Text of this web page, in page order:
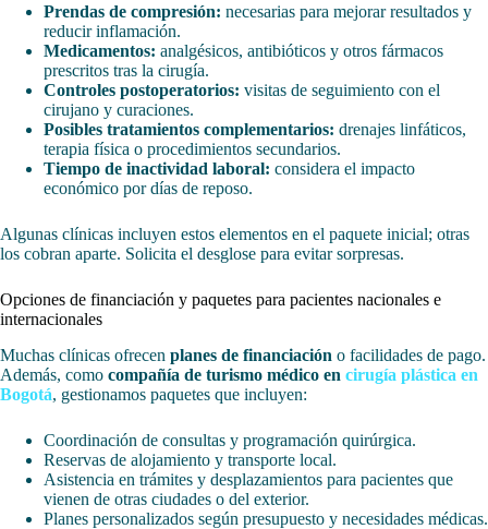
Prendas de compresión: necesarias para mejorar resultados y
reducir inflamación.
Medicamentos: analgésicos, antibióticos y otros fármacos
prescritos tras la cirugía.
Controles postoperatorios: visitas de seguimiento con el
cirujano y curaciones.
Posibles tratamientos complementarios: drenajes linfáticos,
terapia física o procedimientos secundarios.
Tiempo de inactividad laboral: considera el impacto
económico por días de reposo.
Algunas clínicas incluyen estos elementos en el paquete inicial; otras
los cobran aparte. Solicita el desglose para evitar sorpresas.
Opciones de financiación y paquetes para pacientes nacionales e
internacionales
Muchas clínicas ofrecen planes de financiación o facilidades de pago.
Además, como compañía de turismo médico en cirugía plástica en
Bogotá, gestionamos paquetes que incluyen:
Coordinación de consultas y programación quirúrgica.
Reservas de alojamiento y transporte local.
Asistencia en trámites y desplazamientos para pacientes que
vienen de otras ciudades o del exterior.
Planes personalizados según presupuesto y necesidades médicas.